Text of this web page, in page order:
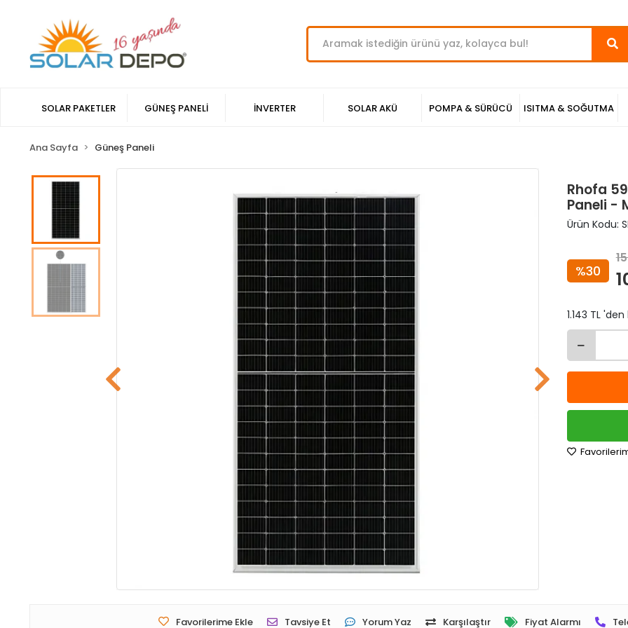
SOLAR PAKETLER GÜNEŞ PANELİ İNVERTER SOLAR AKÜ POMPA & SÜRÜCÜ ISITMA & SOĞUTMA
Ana Sayfa Güneş Paneli
Rhofa
Paneli -
Ürün Kodu:
%30
1.143 TL
Favorilerime Ekle Tavsiye Et Yorum Yaz Karşılaştır Fiyat Alarmı